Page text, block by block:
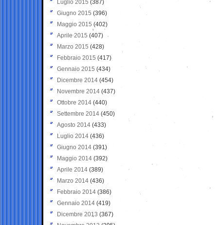
Luglio 2015 (387)
Giugno 2015 (396)
Maggio 2015 (402)
Aprile 2015 (407)
Marzo 2015 (428)
Febbraio 2015 (417)
Gennaio 2015 (434)
Dicembre 2014 (454)
Novembre 2014 (437)
Ottobre 2014 (440)
Settembre 2014 (450)
Agosto 2014 (433)
Luglio 2014 (436)
Giugno 2014 (391)
Maggio 2014 (392)
Aprile 2014 (389)
Marzo 2014 (436)
Febbraio 2014 (386)
Gennaio 2014 (419)
Dicembre 2013 (367)